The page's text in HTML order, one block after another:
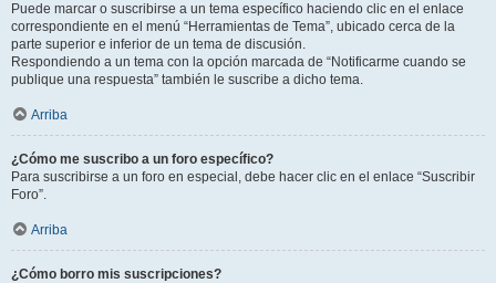
Puede marcar o suscribirse a un tema específico haciendo clic en el enlace
correspondiente en el menú “Herramientas de Tema”, ubicado cerca de la
parte superior e inferior de un tema de discusión.
Respondiendo a un tema con la opción marcada de “Notificarme cuando se
publique una respuesta” también le suscribe a dicho tema.
Arriba
¿Cómo me suscribo a un foro específico?
Para suscribirse a un foro en especial, debe hacer clic en el enlace “Suscribir
Foro”.
Arriba
¿Cómo borro mis suscripciones?